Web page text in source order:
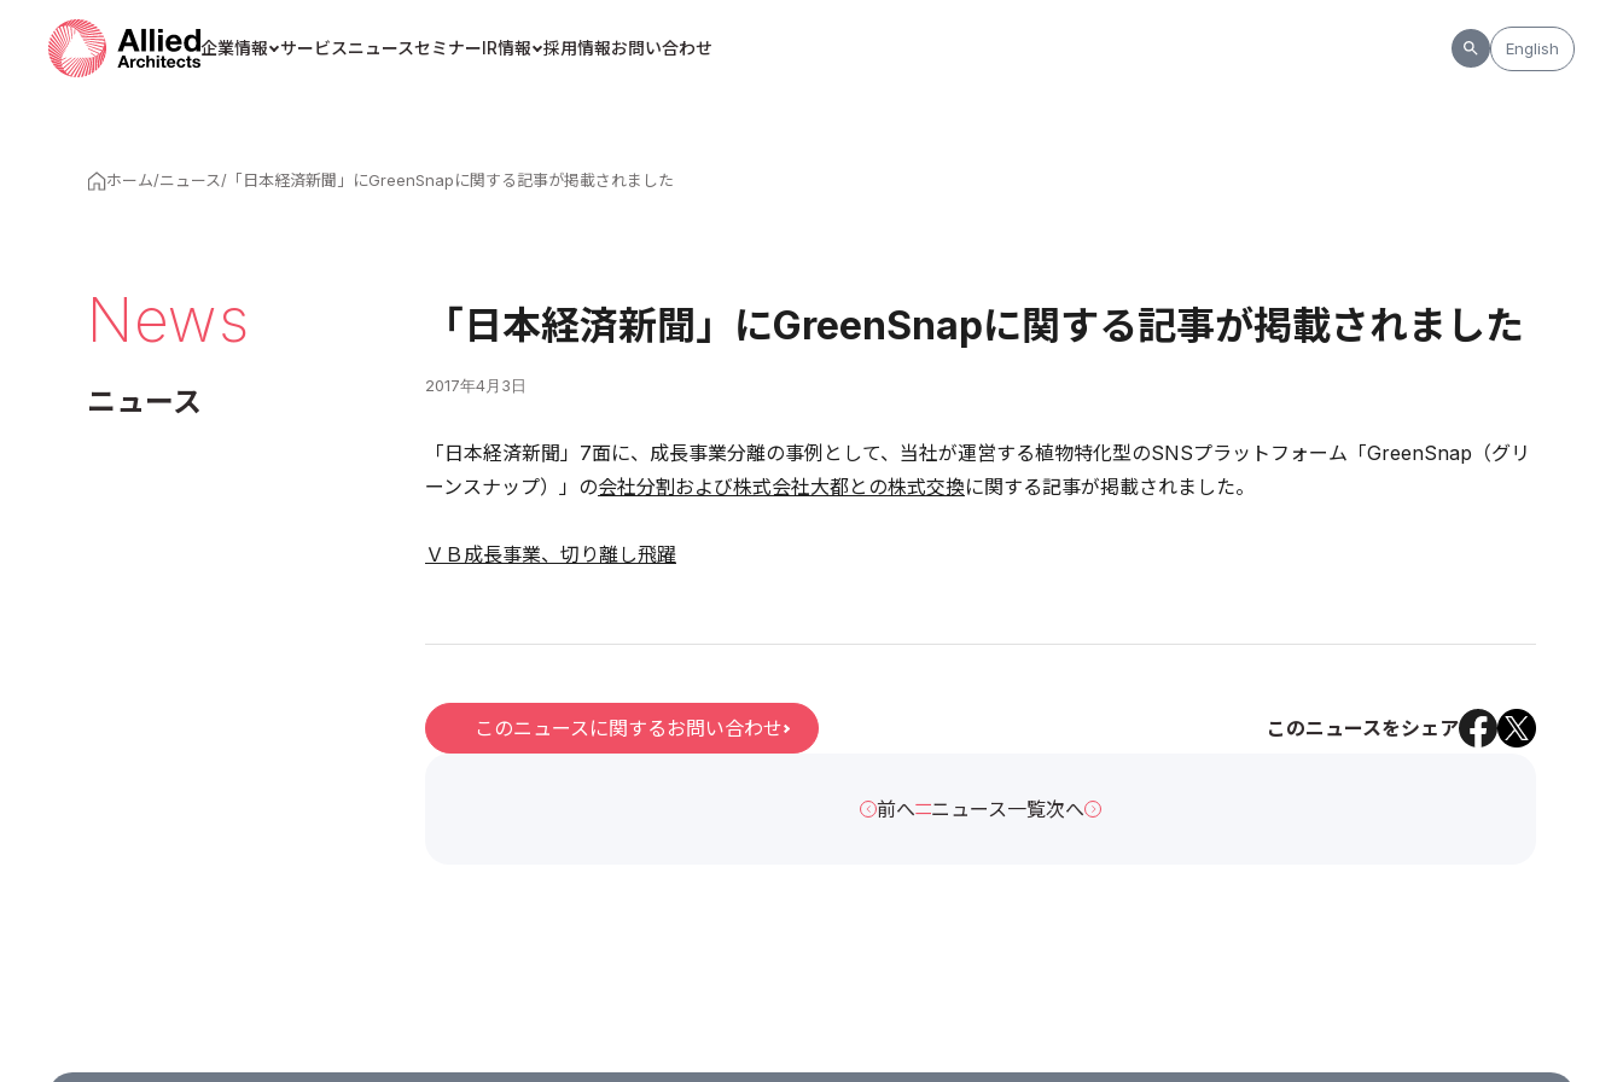
企業情報 サービスニュースセミナーIR情報 採用情報お問い合わせ English
ホーム/ニュース/ 「日本経済新聞」にGreenSnapに関する記事が掲載されました
News
ニュース
「日本経済新聞」にGreenSnapに関する記事が掲載されました
2017年4月3日
「日本経済新聞」7面に、成長事業分離の事例として、当社が運営する植物特化型のSNSプラットフォーム「GreenSnap（グリ
ーンスナップ）」の会社分割および株式会社大都との株式交換に関する記事が掲載されました。
ＶＢ成長事業、切り離し飛躍
このニュースに関するお問い合わせ このニュースをシェア
前へ ニュース一覧次へ